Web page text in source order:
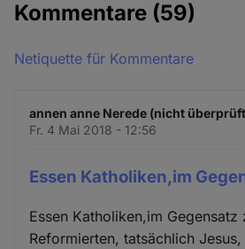
Kommentare (59)
Netiquette für Kommentare
annen anne Nerede (nicht
Fr. 4 Mai 2018 - 12:56
Essen Katholiken,im
Essen Katholiken,im Gegensatz
Reformierten, tatsächlich
und